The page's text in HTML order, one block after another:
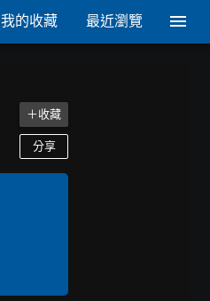
我的收藏 最近瀏覽
＋收藏
分享